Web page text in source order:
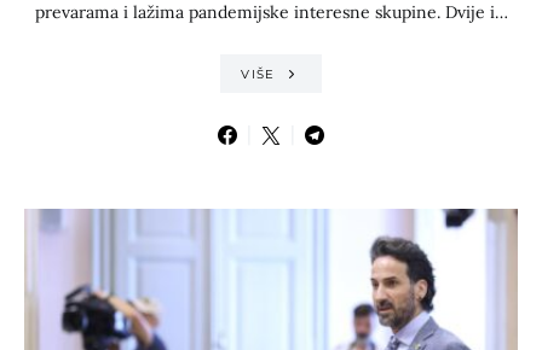
prevarama i lažima pandemijske interesne skupine. Dvije i…
VIŠE